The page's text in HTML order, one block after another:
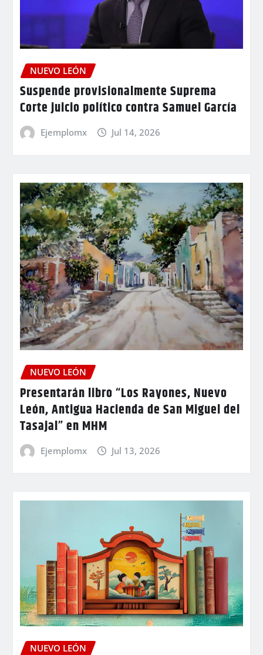
NUEVO LEÓN
Suspende provisionalmente Suprema
Corte juicio político contra Samuel García
Ejemplomx Jul 14, 2026
NUEVO LEÓN
Presentarán libro “Los Rayones, Nuevo
León, Antigua Hacienda de San Miguel del
Tasajal” en MHM
Ejemplomx Jul 13, 2026
NUEVO LEÓN